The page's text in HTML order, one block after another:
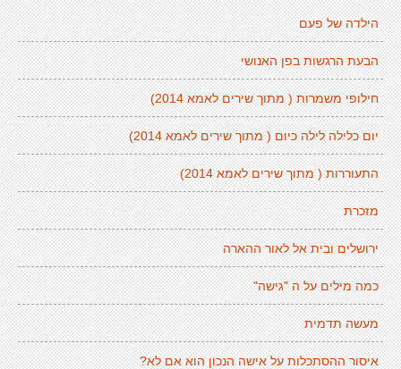
הילדה של פעם
הבעת הרגשות בפן האנושי
חילופי משמרות ( מתוך שירים לאמא 2014)
יום כלילה לילה כיום ( מתוך שירים לאמא 2014)
התעוררות ( מתוך שירים לאמא 2014)
מזכרת
ירושלים ובית אל לאור ההארה
כמה מילים על ה "גישה"
מעשה תדמית
איסור ההסתכלות על אישה הנכון הוא אם לא?